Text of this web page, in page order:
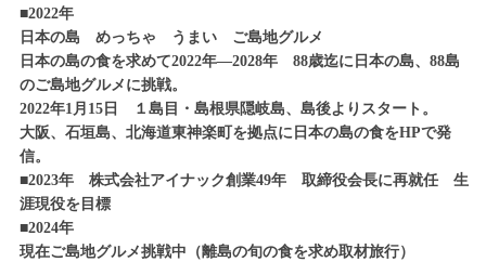
53島目 2008年4月 タイ王国 ナン･ユアン
島・タオ島(Koh Tao&Koh NargYuan)
'2008
地球の島巡り
52島目 2008年2月 フランス領 イル・デ・パ
'2008
地球の島巡り
（New Caledonia Ouvga Island）
■2022年
日本の島 めっちゃ うまい ご島地グルメ
日本の島の食を求めて2022年―2028年 88歳迄に日本の島、88島
のご島地グルメに挑戦。
2022年1月15日 １島目・島根県隠岐島、島後よりスタート。
大阪、石垣島、北海道東神楽町を拠点に日本の島の食をHPで発
信。
■2023年 株式会社アイナック創業49年 取締役会長に再就任 生
涯現役を目標
■2024年
現在ご島地グルメ挑戦中（離島の旬の食を求め取材旅行）